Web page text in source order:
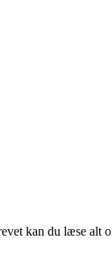
kan du læse alt